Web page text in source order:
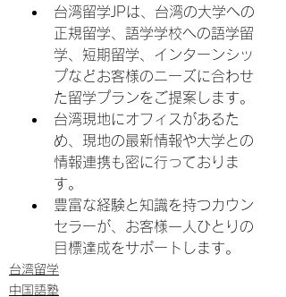
台湾留学JPは、台湾の大学への
正規留学、語学学校への語学留
学、短期留学、インターンシッ
プなどお客様のニーズに合わせ
た留学プランをご提案します。
台湾現地にオフィスがあるた
め、現地の最新情報や大学との
情報連携も密に行っておりま
す。
豊富な経験と知識を持つカウン
セラーが、お客様一人ひとりの
目標達成をサポートします。
台湾留学
中国語塾